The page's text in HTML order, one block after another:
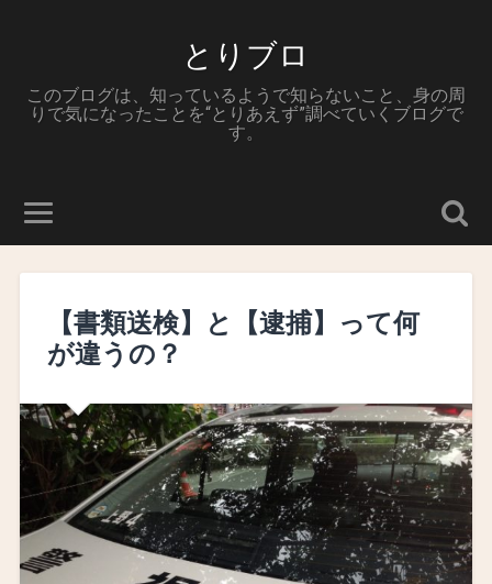
とりブロ
このブログは、知っているようで知らないこと、身の周
りで気になったことを“とりあえず”調べていくブログで
す。
【書類送検】と【逮捕】って何
が違うの？